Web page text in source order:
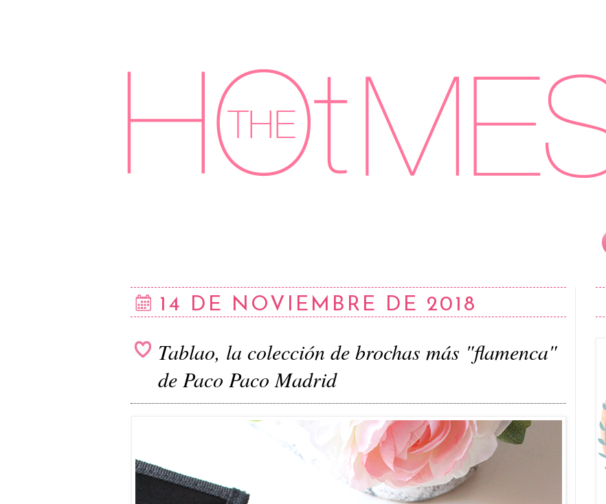
14 DE NOVIEMBRE DE 2018
Tablao, la colección de brochas más "flamenca"
de Paco Paco Madrid